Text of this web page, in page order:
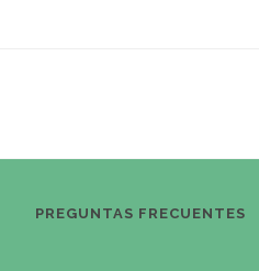
PREGUNTAS FRECUENTES